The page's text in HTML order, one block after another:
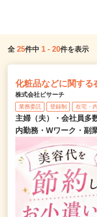
全 25件中 1 - 20件を表示
化粧品などに関する
株式会社ビサーチ
業務委託 登録制 在宅・
主婦（夫）・会社員多
内勤務・Wワーク・副